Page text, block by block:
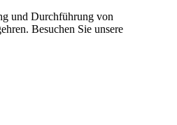
und Durchführung von
Besuchen Sie unsere